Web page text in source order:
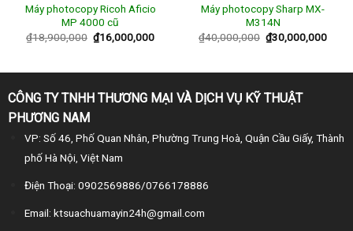
Máy photocopy Ricoh Aficio
MP 4000 cũ
₫18,900,000 ₫16,000,000
Máy photocopy Sharp MX-
M314N
₫40,000,000 ₫30,000,000
CÔNG TY TNHH THƯƠNG MẠI VÀ DỊCH VỤ KỸ THUẬT
PHƯƠNG NAM
VP: Số 46, Phố Quan Nhân, Phường Trung Hoà, Quận Cầu Giấy, Thành
phố Hà Nội, Việt Nam
Điện Thoại: 0902569886/0766178886
Email: ktsuachuamayin24h@gmail.com